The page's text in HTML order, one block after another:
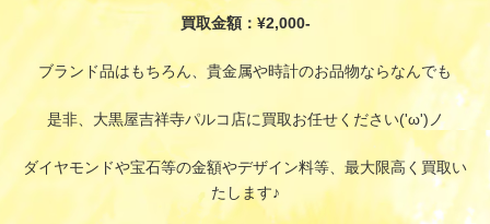
買取金額：¥2,000-
ブランド品はもちろん、貴金属や時計のお品物ならなんでも
是非、大黒屋吉祥寺パルコ店に買取お任せください('ω')ノ
ダイヤモンドや宝石等の金額やデザイン料等、最大限高く買取い
たします♪